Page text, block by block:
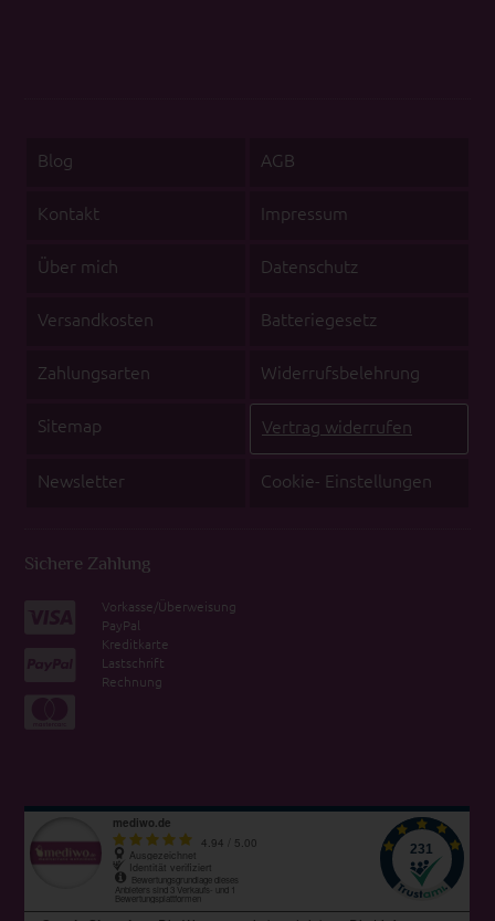
Blog AGB
Kontakt Impressum
Über mich Datenschutz
Versandkosten Batteriegesetz
Zahlungsarten Widerrufsbelehrung
Sitemap Vertrag widerrufen
Newsletter Cookie- Einstellungen
Sichere Zahlung
Vorkasse/Überweisung
PayPal
Kreditkarte
Lastschrift
Rechnung